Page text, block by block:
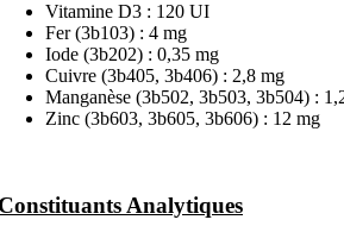
Vitamine D3 : 120 UI
Fer (3b103) : 4 mg
Iode (3b202) : 0,35 mg
Cuivre (3b405, 3b406) : 2,8 mg
Manganèse (3b502, 3b503, 3b504) :
Zinc (3b603, 3b605, 3b606) : 12 mg
Analytiques